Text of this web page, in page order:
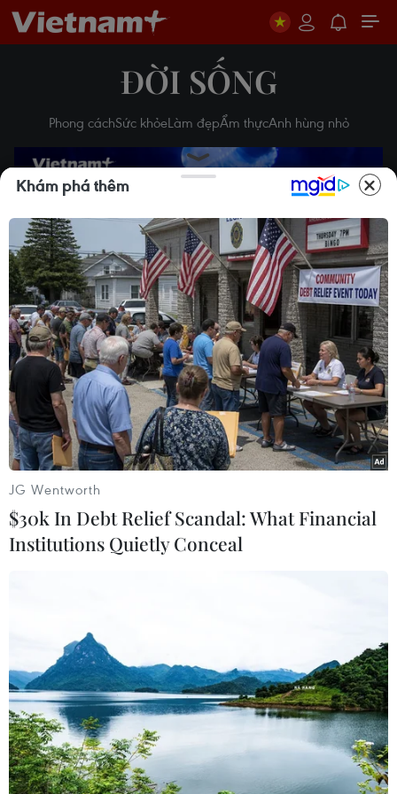
ĐỜI SỐNG
Phong cáchSức khỏeLàm đẹpẨm thựcAnh hùng nhỏ
Play
Video
Độc đáo thú nuôi sứa cảnh
mini đủ màu sắc
04/06/2025 03:49
thú chơi mới đó là nuôi sứa cảnh, anh Bùi Ngô
Quyền đã quyết định nhập sứa giống từ Trung
Quốc và cả từ Nhật Bản về nuôi.
Những chú sứa mini đủ màu sắc đang tung tăng
bơi lội trong Trại sứa cảnh Đại Ngàn (quận Long
Biên, Hà Nội).
Khám phá thêm
JG Wentworth
$30k In Debt Relief Scandal: What Financial
Institutions Quietly Conceal